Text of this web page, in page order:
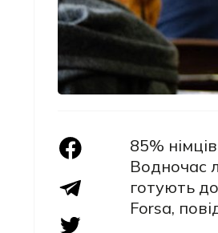
85%
Водночас
готують
Forsa,